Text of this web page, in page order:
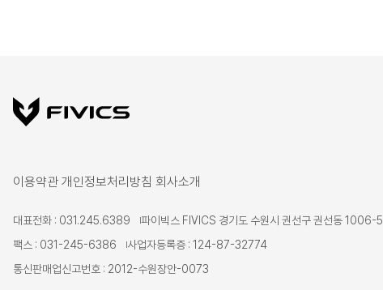
이용약관 개인정보처리방침 회사소개
대표전화 : 031.245.6389 파이빅스 FIVICS 경기도 수원시 권선구 권선동 1006-5
팩스 : 031-245-6386
사업자등록증 : 124-87-32774
통신판매업신고번호 : 2012-수원장안-0073